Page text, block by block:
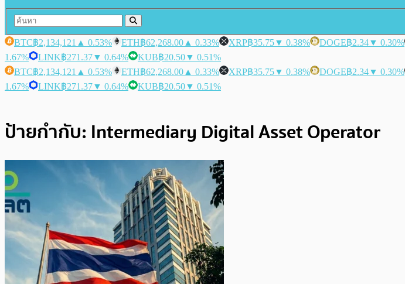
BTC฿2,134,121 ▲ 0.53% ETH฿62,268.00 ▲ 0.33% XRP฿35.75▼ 0.38% DOGE฿2.34▼ 0.30%
1.67%
LINK฿271.37▼ 0.64% KUB฿20.50▼ 0.51%
BTC฿2,134,121 ▲ 0.53% ETH฿62,268.00 ▲ 0.33% XRP฿35.75▼ 0.38% DOGE฿2.34▼ 0.30%
1.67%
LINK฿271.37▼ 0.64% KUB฿20.50▼ 0.51%
ป้ายกำกับ: Intermediary Digital Asset Operator